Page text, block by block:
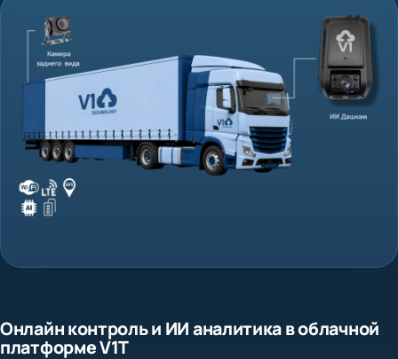
Онлайн контроль и ИИ аналитика в облачной
платформе V1T